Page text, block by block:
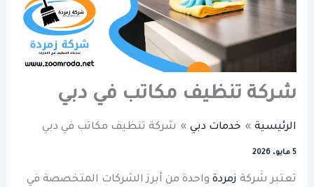
شركة تنظيف مكاتب في دبي
الرئيسية خدمات دبي شركة تنظيف مكاتب في دبي
5 مايو، 2026
تعتبر شركة زمردة واحدة من أبرز الشركات المتخصصة في